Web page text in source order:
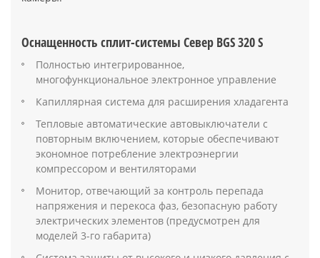
Оснащенность сплит-системы Север BGS 320 S
Полностью интегрированное,
многофункциональное электронное управление
Капиллярная система для расширения хладагента
Тепловые автоматические автовыключатели с
повторным включением, которые обеспечивают
экономное потребление электроэнергии
компрессором и вентиляторами
Монитор, отвечающий за контроль перепада
напряжения и перекоса фаз, безопасную работу
электрических элементов (предусмотрен для
моделей 3-го габарита)